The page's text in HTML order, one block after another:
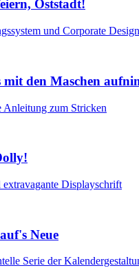
Oststadt!
und Corporate Design​
mit den Maschen
Anleitung zum Stricken
extravagante Displayschrift
Neue
Serie der